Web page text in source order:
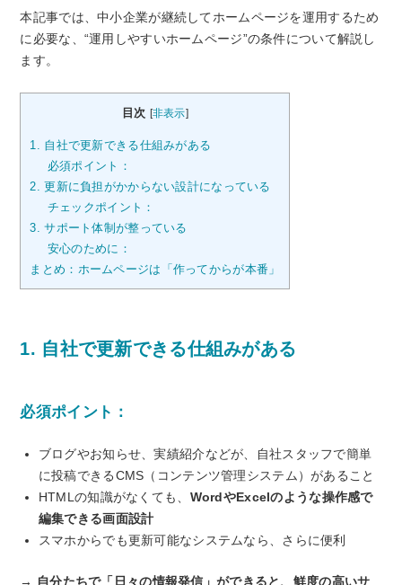
本記事では、中小企業が継続してホームページを運用するため
に必要な、“運用しやすいホームページ”の条件について解説し
ます。
目次 [非表示]
1. 自社で更新できる仕組みがある
必須ポイント：
2. 更新に負担がかからない設計になっている
チェックポイント：
3. サポート体制が整っている
安心のために：
まとめ：ホームページは「作ってからが本番」
1. 自社で更新できる仕組みがある
必須ポイント：
ブログやお知らせ、実績紹介などが、自社スタッフで簡単
に投稿できるCMS（コンテンツ管理システム）があること
HTMLの知識がなくても、 WordやExcelのような操作感で
編集できる画面設計
スマホからでも更新可能なシステムなら、さらに便利
→ 自分たちで「日々の情報発信」ができると、鮮度の高いサ